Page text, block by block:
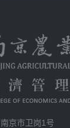
京市卫岗1号